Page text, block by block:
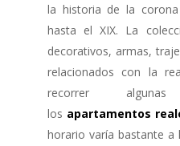
la historia de la
hasta el XIX. La
decorativos, armas,
relacionados con la
recorrer
los apartamentos
horario varía bastante